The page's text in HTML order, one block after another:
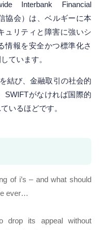
Interbank Financial
協会）は、ベルギーに本
ュリティと障害に強いシ
情報を安全かつ標準化さ
ています。
結び、金融取引の社会的
SWIFTがなければ国際的
いるほどです。
of i’s – and what should
ever…
drop its appeal without